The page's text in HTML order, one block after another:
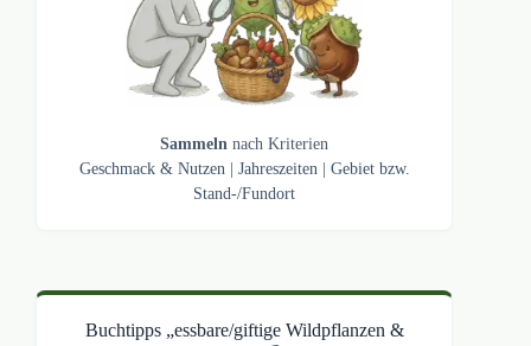
Sammelnnach Kriterien
Geschmack & Nutzen| Jahreszeiten| Gebiet bzw.
Stand-/Fundort
Buchtipps „essbare/giftige Wildpflanzen &